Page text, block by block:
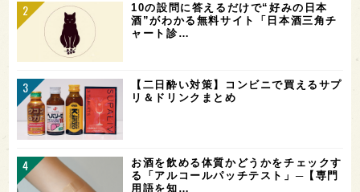
10の設問に答えるだけで“好みの日本
酒”がわかる無料サイト「日本酒三角チ
ャート診…
【二日酔い対策】コンビニで買えるサプ
リ＆ドリンクまとめ
お酒を飲める体質かどうかをチェックす
る「アルコールパッチテスト」─【専門
用語を知…